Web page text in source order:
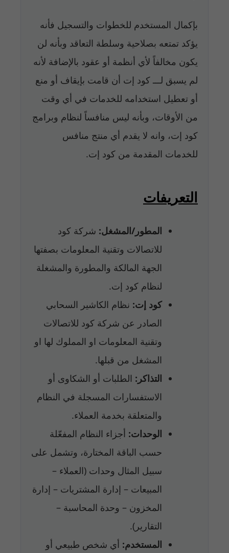
بإكمال المستخدم للخطوات والتسجيل فأنه
يؤكد تمتعه بصلاحية وسلطة التعاقد وبأنه لن
يكون مخالفاً لأي أنظمة أو عقود بالإضافة لأنه
لم يسبق لـــ كود إت أن قامت بإيقاف أو منع
أو تعطيل استخدامه للخدمات في أي وقت
من الأوقات، وبأنه ليس منافساً لنظام وبرامج
كود إت، وانه لا يقدم أي منتج منافس
للخدمات المقدمة من كود إت.
التعريفات
المطور/المشغل: شركة كود
للاتصالات وتقنية المعلومات بصفتها
الجهة المالكة والمطورة والمشغلة
لنظام كود إت.
كود إت: نظام الكاشير السحابي
الصادر عن شركة كود للاتصالات
وتقنية المعلومات او المملوك لها او
المشغل من قبلها.
التذاكر: الطلبات أو الشكاوى أو
الاستفسارات المسجلة في النظام
والمتعلقة بخدمة العملاء.
الوحدات: أجزاء النظام المفعّلة
حسب الباقة المختارة، وتشمل على
سبيل المثال وحدات (العملاء –
المبيعات – إدارة المشتريات – إدارة
المخزون – وحدة المحاسبة –
التقارير).
المستخدم: أي شخص طبيعي أو